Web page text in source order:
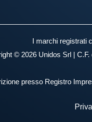
I marchi registrati
© 2026 Unidos Srl | C.F.
presso Registro